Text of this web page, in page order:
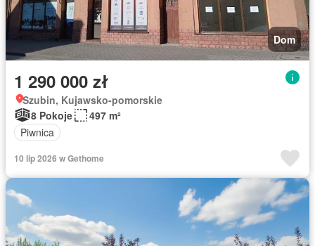
Dom
1 290 000 zł
Szubin, Kujawsko-pomorskie
8 Pokoje
497 m²
Piwnica
10 lip 2026 w Gethome